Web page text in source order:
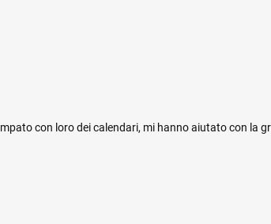
con loro dei calendari, mi hanno aiutato con la